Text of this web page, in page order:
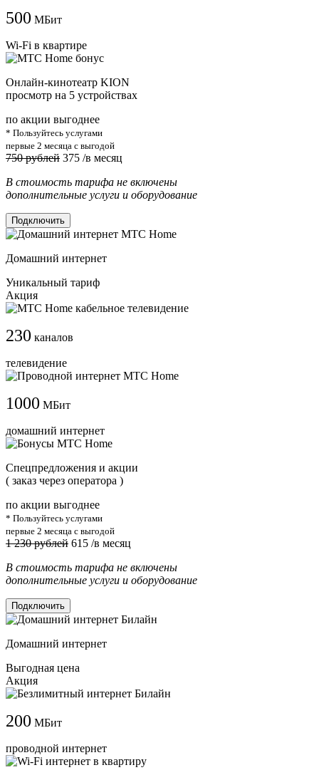
500 МБит
Wi-Fi в квартире
Онлайн-кинотеатр KION
просмотр на 5 устройствах
по акции выгоднее
* Пользуйтесь услугами
первые 2 месяца с выгодой
750 рублей 375 /в месяц
В стоимость тарифа не включены
дополнительные услуги и оборудование
Подключить
Домашний интернет
Уникальный тариф
Акция
230 каналов
телевидение
1000 МБит
домашний интернет
Cпецпредложения и акции
( заказ через оператора )
по акции выгоднее
* Пользуйтесь услугами
первые 2 месяца с выгодой
1 230 рублей 615 /в месяц
В стоимость тарифа не включены
дополнительные услуги и оборудование
Подключить
Домашний интернет
Выгодная цена
Акция
200 МБит
проводной интернет